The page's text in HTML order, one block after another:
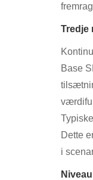
Tredje
Base
Dette
i